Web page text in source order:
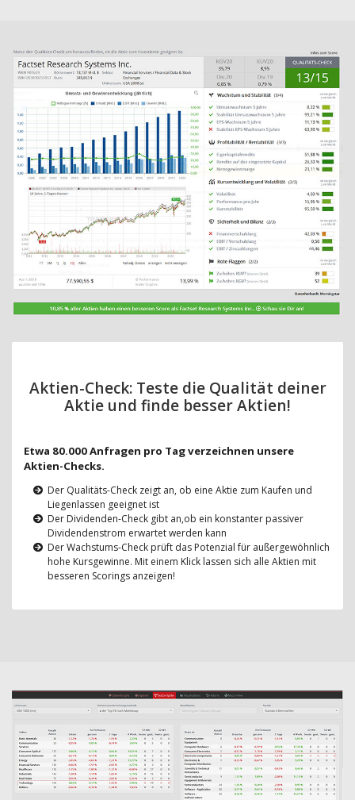
Aktien-Check: Teste die Qualität deiner
Aktie und finde besser Aktien!
Etwa 80.000 Anfragen pro Tag verzeichnen unsere
Aktien-Checks.
Der Qualitäts-Check zeigt an, ob eine Aktie zum Kaufen und
Liegenlassen geeignet ist
Der Dividenden-Check gibt an,ob ein konstanter passiver
Dividendenstrom erwartet werden kann
Der Wachstums-Check prüft das Potenzial für außergewöhnlich
hohe Kursgewinne. Mit einem Klick lassen sich alle Aktien mit
besseren Scorings anzeigen!